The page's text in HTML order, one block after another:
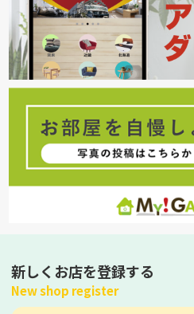
新しくお店を登録する
New shop register